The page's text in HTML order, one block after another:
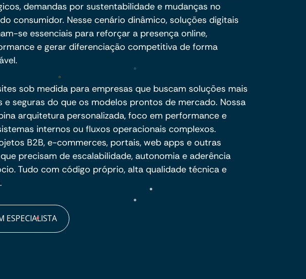
demandas por sustentabilidade e mudanças no
consumidor. Nesse cenário dinâmico, soluções digitais
se essenciais para reforçar a presença online,
e gerar diferenciação competitiva de forma
sob medida para empresas que buscam soluções mais
e seguras do que os modelos prontos de mercado. Nossa
arquitetura personalizada, foco em performance e
internos ou fluxos operacionais complexos.
B2B, e-commerces, portais, web apps e outras
precisam de escalabilidade, autonomia e aderência
Tudo com código próprio, alta qualidade técnica e
ESPECIALISTA